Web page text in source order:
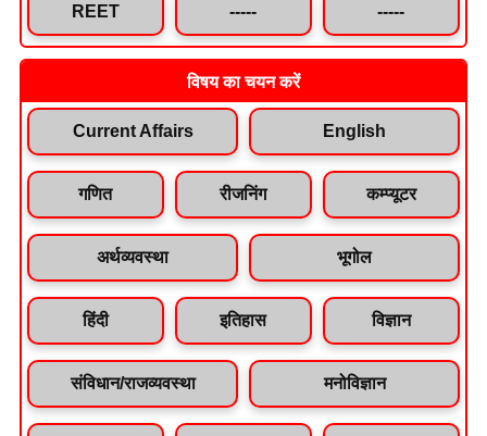
REET ----- -----
विषय का चयन करें
Current Affairs English
गणित रीजनिंग कम्प्यूटर
अर्थव्यवस्था भूगोल
हिंदी इतिहास विज्ञान
संविधान/राजव्यवस्था मनोविज्ञान